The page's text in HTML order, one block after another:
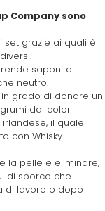
Blanche
Company sono
set grazie ai quali è
saponi al
neutro.
grado di donare un
dal color
il quale
con Whisky
la pelle e eliminare,
di sporco che
di lavoro o dopo